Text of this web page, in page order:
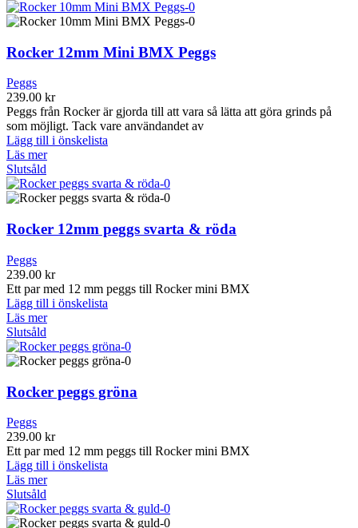
Rocker 12mm Mini BMX Peggs
Peggs
239.00 kr
Peggs från Rocker är gjorda till att vara så lätta att göra grinds på
som möjligt. Tack vare användandet av
Lägg till i önskelista
Läs mer
Slutsåld
Rocker 12mm peggs svarta & röda
Peggs
239.00 kr
Ett par med 12 mm peggs till Rocker mini BMX
Lägg till i önskelista
Läs mer
Slutsåld
Rocker peggs gröna
Peggs
239.00 kr
Ett par med 12 mm peggs till Rocker mini BMX
Lägg till i önskelista
Läs mer
Slutsåld